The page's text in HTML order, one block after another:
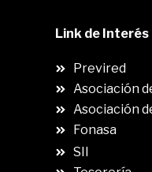
Link de Interés
Previred
Asociación
Asociación
Fonasa
SII